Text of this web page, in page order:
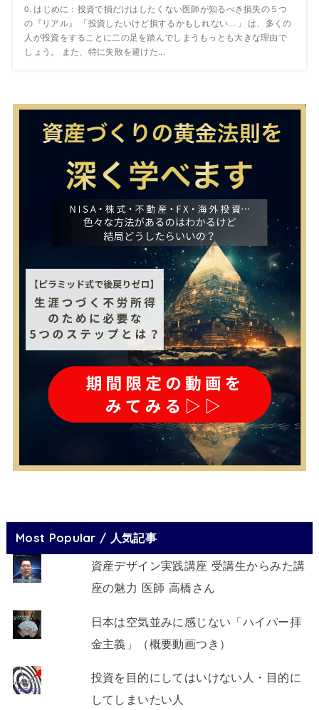
0. はじめに：投資で損だけはしたくない医師が知るべき損失の５つ
の『リアル』 「投資したいけど損するかもしれない…」 は、多くの
人が投資をすることに二の足を踏んでしまうもっとも大きな理由で
しょう。 また、特に失敗を避けた...
Most Popular / 人気記事
資産デザイン実践講座 受講生からみた講
座の魅力 医師 高橋さん
日本は空気並みに感じない「ハイパー拝
金主義」（概要動画つき）
投資を目的にしてはいけない人・目的に
してしまいたい人